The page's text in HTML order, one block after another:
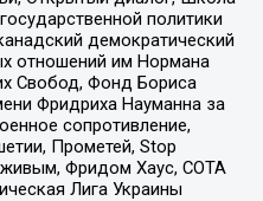
политики
демократический
отношений им Нормана
Свобод, Фонд Бориса
Фридриха Науманна за
сопротивление,
Прометей, Stop
живым, Фридом Хаус, СОТА
Лига Украины